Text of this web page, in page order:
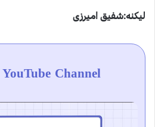
لیکنه:شفیق امیرزی
Channel